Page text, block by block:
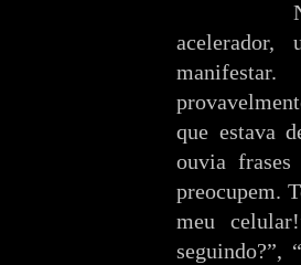
Na
acelerador,
que estava
ouvia frases
preocupem.
meu
seguindo?”,